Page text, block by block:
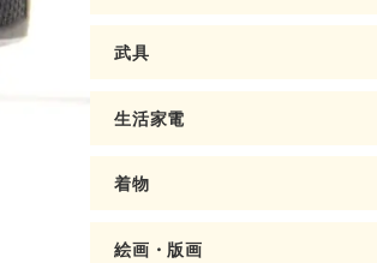
武具
生活家電
着物
絵画・版画